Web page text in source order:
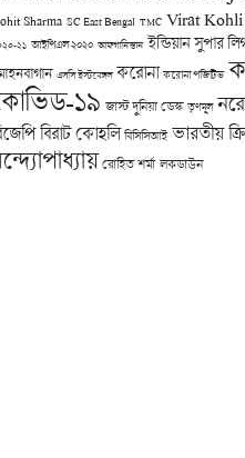
Sharma SC East Bengal TMC Virat Kohli
২১ আইপিএল ২০২০ আফগানিস্তান ইন্ডিয়ান সুপার
এসসি ইস্টবেঙ্গল করোনা করোনা পজিটিভ
১৯ জাস্ট দুনিয়া ডেস্ক তৃণমূল
বিরাট কোহলি বিসিসিআই ভারতীয়
রোহিত শর্মা লকডাউন